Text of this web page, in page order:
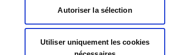
Autoriser la sélection
Utiliser uniquement les cookies